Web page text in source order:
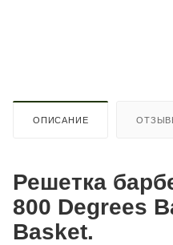
ОПИСАНИЕ
Решетка
800 Degrees
Basket.